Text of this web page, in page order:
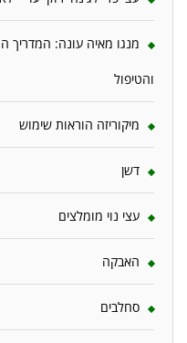
מנגו מאיה עונה: המדריך
והטיפול
מיקוריזה הוראות שימוש
דשן
עצי נוי מומלצים
האבקה
סחלבים